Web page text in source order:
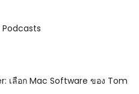
เลือก Mac Software ของ Tom